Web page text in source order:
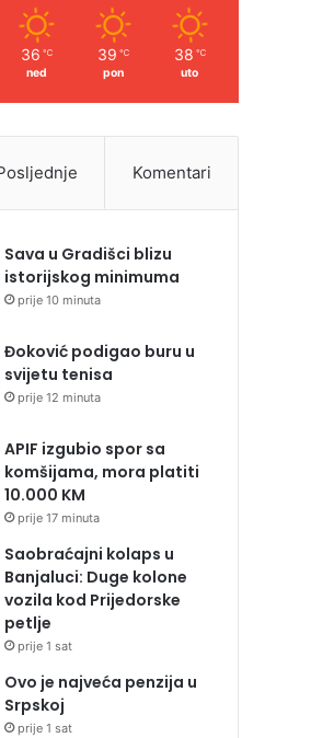
36 ℃
ned
39 ℃
pon
38 ℃
uto
Komentari
Sava u Gradišci blizu
istorijskog minimuma
prije 10 minuta
Đoković podigao buru u
svijetu tenisa
prije 12 minuta
APIF izgubio spor sa
komšijama, mora platiti
10.000 KM
prije 17 minuta
Saobraćajni kolaps u
Banjaluci: Duge kolone
vozila kod Prijedorske
petlje
prije 1 sat
Ovo je najveća penzija u
Srpskoj
prije 1 sat